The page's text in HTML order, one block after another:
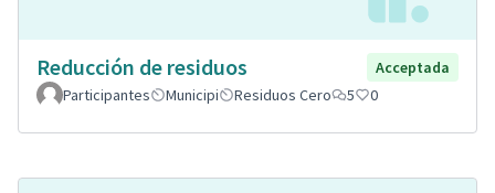
Reducción de residuos
Acceptada
Participantes
Municipi Residuos Cero 5 0